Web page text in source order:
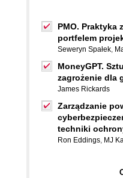
PMO. Praktyka
portfelem
Seweryn Spałek,
MoneyGPT.
zagrożenie dla
James Rickards
Zarządzanie
techniki
Ron Eddings, MJ